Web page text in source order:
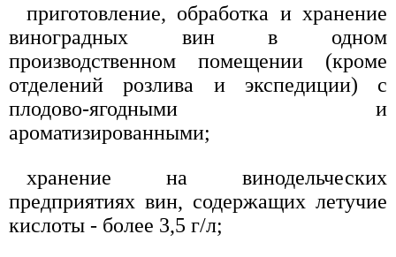
приготовление, обработка и хранение
виноградных вин в одном
производственном помещении (кроме
отделений розлива и экспедиции) с
плодово-ягодными и
ароматизированными;
хранение на винодельческих
предприятиях вин, содержащих летучие
кислоты - более 3,5 г/л;